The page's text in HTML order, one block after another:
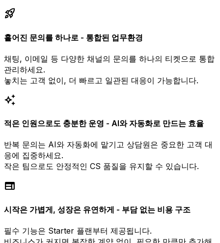
rocket_launch
흩어진 문의를 하나로 - 통합된 업무환경
채팅, 이메일 등 다양한 채널의 문의를 하나의 티켓으로 통합
관리하세요.
놓치는 고객 없이, 더 빠르고 일관된 대응이 가능합니다.
auto_awesome
적은 인원으로도 충분한 운영 - AI와 자동화로 만드는 효율
반복 문의는 AI와 자동화에 맡기고 상담원은 중요한 고객 대
응에 집중하세요.
작은 팀으로도 안정적인 CS 품질을 유지할 수 있습니다.
web
시작은 가볍게, 성장은 유연하게 - 부담 없는 비용 구조
필수 기능은 Starter 플랜부터 제공됩니다.